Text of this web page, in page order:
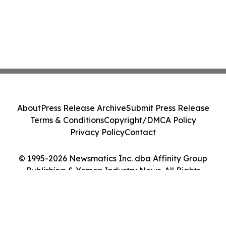
© 1995-2026 Newsmatics Inc. dba Affinity Group
Publishing & Yemen Industry News. All Rights
AboutPress Release ArchiveSubmit Press Release
Terms & ConditionsCopyright/DMCA Policy
Privacy PolicyContact